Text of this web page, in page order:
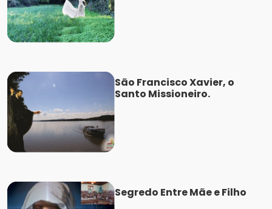
São Francisco Xavier, o
Santo Missioneiro.
Segredo Entre Mãe e Filho